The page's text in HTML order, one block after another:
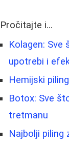
Pročitajte i...
Kolagen: Sve
upotrebi i
Hemijski
Botox: Sve
tretmanu
Najbolji piling